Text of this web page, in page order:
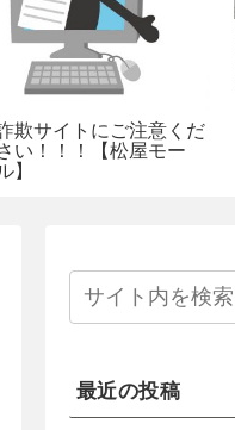
欺サイトにご注意くだ
い！！！【松屋モー
】
最近の投稿